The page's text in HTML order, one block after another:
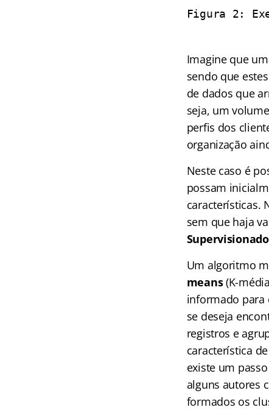
Figura 2:
Imagine que
sendo que
de dados que
seja, um
perfis dos
organização
Neste caso é
possam
características.
sem que haja
Um algoritmo
means(K-
informado para
se deseja
registros e
característica
existe um
alguns autores
formados os